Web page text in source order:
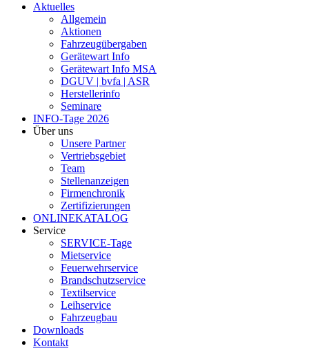
Aktuelles
Allgemein
Aktionen
Fahrzeugübergaben
Gerätewart Info
Gerätewart Info MSA
DGUV | bvfa | ASR
Herstellerinfo
Seminare
INFO-Tage 2026
Über uns
Unsere Partner
Vertriebsgebiet
Team
Stellenanzeigen
Firmenchronik
Zertifizierungen
ONLINEKATALOG
Service
SERVICE-Tage
Mietservice
Feuerwehrservice
Brandschutzservice
Textilservice
Leihservice
Fahrzeugbau
Downloads
Kontakt